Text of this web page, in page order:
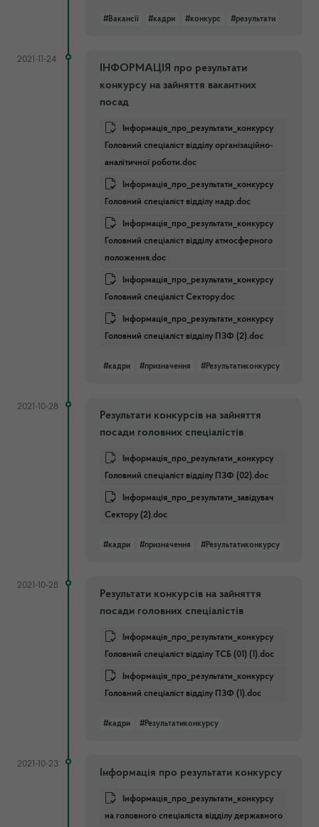
#Вакансії #кадри #конкурс #результати
2021-11-24
ІНФОРМАЦІЯ про результати
конкурсу на зайняття вакантних
посад
Інформація_про_результати_конкурсу
Головний спеціаліст відділу організаційно-
аналітичної роботи.doc
Інформація_про_результати_конкурсу
Головний спеціаліст відділу надр.doc
Інформація_про_результати_конкурсу
Головний спеціаліст відділу атмосферного
положення.doc
Інформація_про_результати_конкурсу
Головний спеціаліст Сектору.doc
Інформація_про_результати_конкурсу
Головний спеціаліст відділу ПЗФ (2).doc
#кадри #призначення #Результатиконкурсу
2021-10-28
Результати конкурсів на зайняття
посади головних спеціалістів
Інформація_про_результати_конкурсу
Головний спеціаліст відділу ПЗФ (02).doc
Інформація_про_результати_завідувач
Сектору (2).doc
#кадри #призначення #Результатиконкурсу
2021-10-28
Результати конкурсів на зайняття
посади головних спеціалістів
Інформація_про_результати_конкурсу
Головний спеціаліст відділу ТСБ (01) (1).doc
Інформація_про_результати_конкурсу
Головний спеціаліст відділу ПЗФ (1).doc
#кадри #Результатиконкурсу
2021-10-23
Інформація про результати конкурсу
Інформація_про_результати_конкурсу
на головного спеціаліста відділу державного